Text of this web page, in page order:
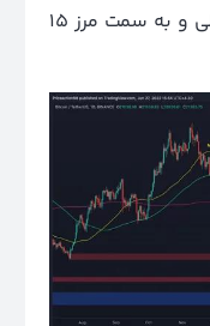
بازار را به پایین‌تر از سطح حمایت فعلی و به سمت مرز 15